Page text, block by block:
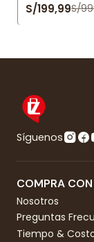
S/199,99S/
Síguenos
COMPRA
Nosotros
Preguntas
Tiempo &